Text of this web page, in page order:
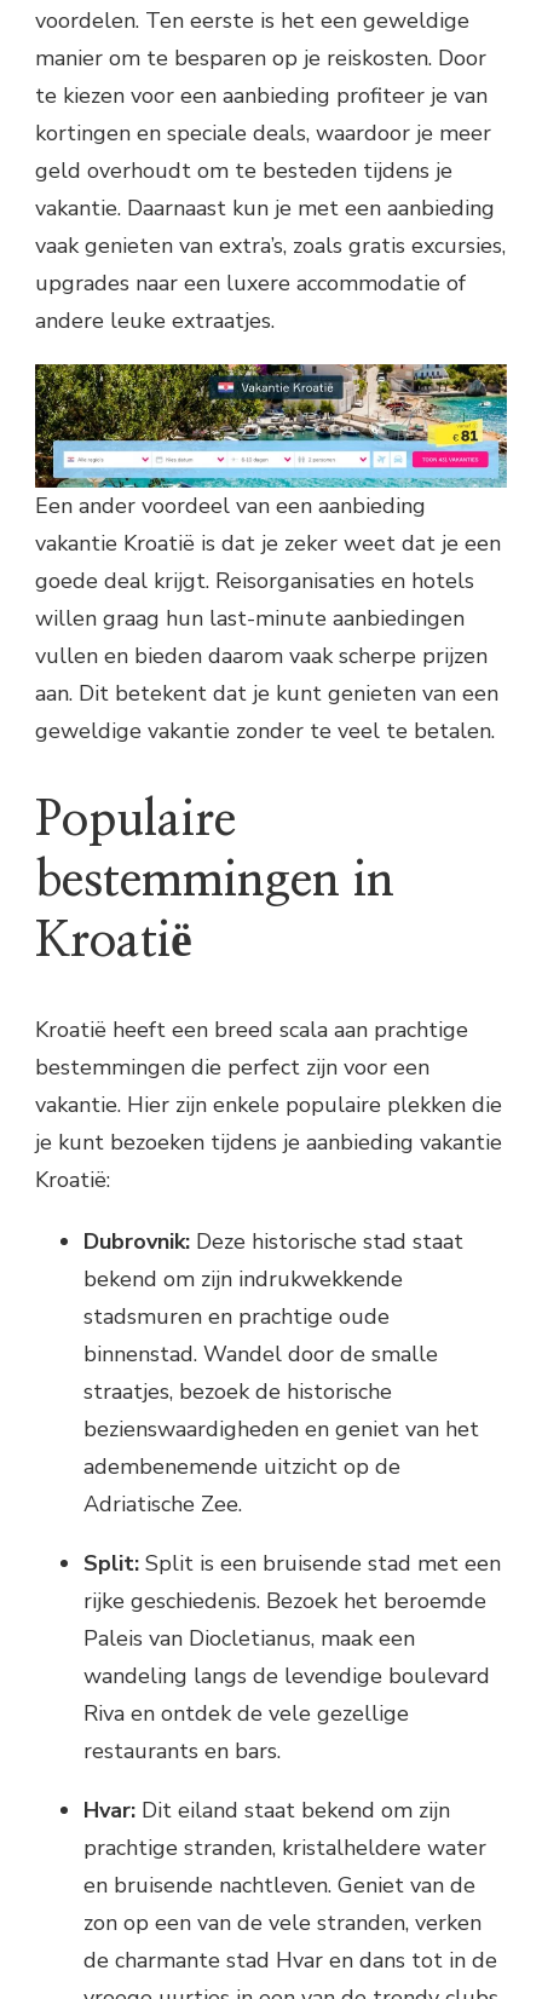
voordelen. Ten eerste is het een geweldige
manier om te besparen op je reiskosten. Door
te kiezen voor een aanbieding profiteer je van
kortingen en speciale deals, waardoor je meer
geld overhoudt om te besteden tijdens je
vakantie. Daarnaast kun je met een aanbieding
vaak genieten van extra’s, zoals gratis excursies,
upgrades naar een luxere accommodatie of
andere leuke extraatjes.
Een ander voordeel van een aanbieding
vakantie Kroatië is dat je zeker weet dat je een
goede deal krijgt. Reisorganisaties en hotels
willen graag hun last-minute aanbiedingen
vullen en bieden daarom vaak scherpe prijzen
aan. Dit betekent dat je kunt genieten van een
geweldige vakantie zonder te veel te betalen.
Populaire
bestemmingen in
Kroatië
Kroatië heeft een breed scala aan prachtige
bestemmingen die perfect zijn voor een
vakantie. Hier zijn enkele populaire plekken die
je kunt bezoeken tijdens je aanbieding vakantie
Kroatië:
Dubrovnik: Deze historische stad staat
bekend om zijn indrukwekkende
stadsmuren en prachtige oude
binnenstad. Wandel door de smalle
straatjes, bezoek de historische
bezienswaardigheden en geniet van het
adembenemende uitzicht op de
Adriatische Zee.
Split: Split is een bruisende stad met een
rijke geschiedenis. Bezoek het beroemde
Paleis van Diocletianus, maak een
wandeling langs de levendige boulevard
Riva en ontdek de vele gezellige
restaurants en bars.
Hvar: Dit eiland staat bekend om zijn
prachtige stranden, kristalheldere water
en bruisende nachtleven. Geniet van de
zon op een van de vele stranden, verken
de charmante stad Hvar en dans tot in de